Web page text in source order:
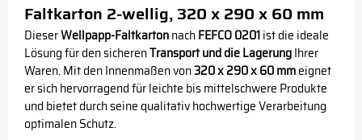
Faltkarton 2-wellig, 320 x 290 x 60 mm
DieserWellpapp-FaltkartonnachFEFCO 0201ist die ideale
Lösung für den sicherenTransport und die LagerungIhrer
Waren. Mit den Innenmaßen von320 x 290 x 60 mmeignet
er sich hervorragend für leichte bis mittelschwere Produkte
und bietet durch seine qualitativ hochwertige Verarbeitung
optimalen Schutz.